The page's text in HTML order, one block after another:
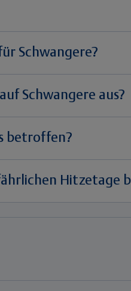
Schwangere?
Schwangere aus?
betroffen?
Hitzetage